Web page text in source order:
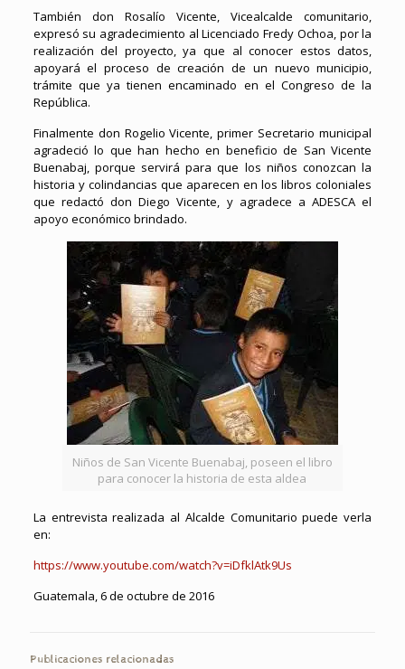
También don Rosalío Vicente, Vicealcalde comunitario,
expresó su agradecimiento al Licenciado Fredy Ochoa, por la
realización del proyecto, ya que al conocer estos datos,
apoyará el proceso de creación de un nuevo municipio,
trámite que ya tienen encaminado en el Congreso de la
República.
Finalmente don Rogelio Vicente, primer Secretario municipal
agradeció lo que han hecho en beneficio de San Vicente
Buenabaj, porque servirá para que los niños conozcan la
historia y colindancias que aparecen en los libros coloniales
que redactó don Diego Vicente, y agradece a ADESCA el
apoyo económico brindado.
Niños de San Vicente Buenabaj, poseen el libro
para conocer la historia de esta aldea
La entrevista realizada al Alcalde Comunitario puede verla
en:
https://www.youtube.com/watch?v=iDfklAtk9Us
Guatemala, 6 de octubre de 2016
Publicaciones relacionadas